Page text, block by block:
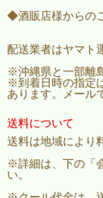
◆酒販店様からの
配送業者はヤマト
※沖縄県と一部離
※到着日時の指定
あります。メール
送料について
送料は地域により
※詳細は、下の「
い。